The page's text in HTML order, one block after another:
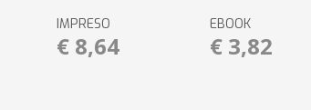
IMPRESO
€ 8,64
EBOOK
€ 3,82